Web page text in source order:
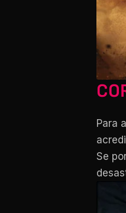
Para
Se